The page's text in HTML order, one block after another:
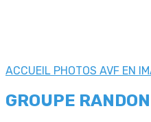
ACCUEIL PHOTOS AVF EN
GROUPE